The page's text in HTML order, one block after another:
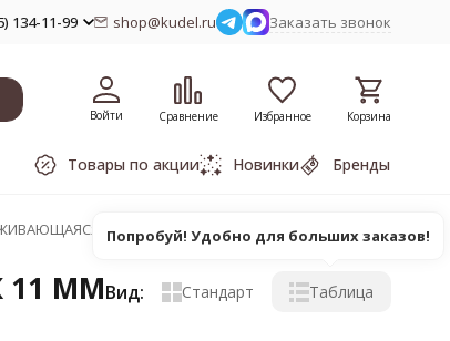
134-11-99 shop@kudel.ru Заказать звонок
Войти Сравнение Избранное Корзина
Товары по акции Новинки Бренды
ХЛОПОК 11 ММ PRYM
11 ММВид: Стандарт Таблица
Попробуй! Удобно для больших заказов!